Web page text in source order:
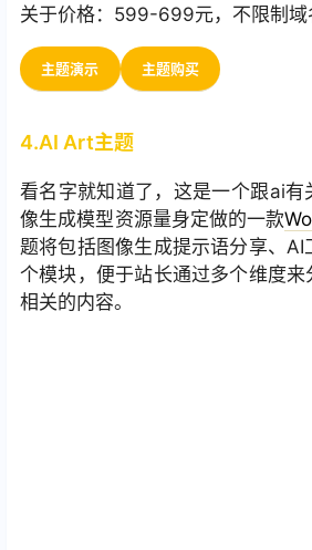
关于价格：599-699元，不限制域
主题演示 主题购买
4.AI Art主题
看名字就知道了，这是一个跟ai有
像生成模型资源量身定做的一款
题将包括图像生成提示语分享、AI
个模块，便于站长通过多个维度
相关的内容。